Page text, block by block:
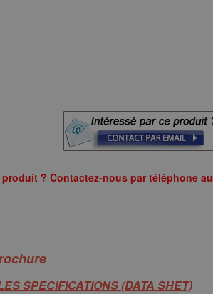
? Contactez-nous par téléphone au
SPECIFICATIONS (DATA SHET)